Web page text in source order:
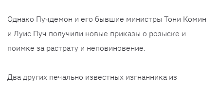
Однако Пучдемон и его бывшие министры Тони Комин
и Луис Пуч получили новые приказы о розыске и
поимке за растрату и неповиновение.
Два других печально известных изгнанника из